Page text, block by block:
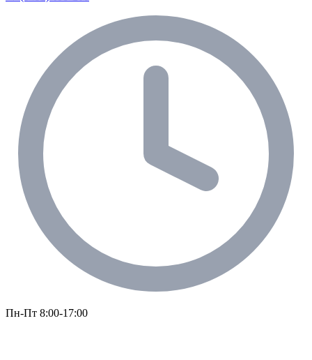
Пн-Пт 8:00-17:00